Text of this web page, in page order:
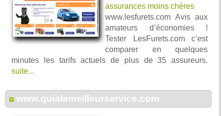
assurances moins chères
www.lesfurets.com Avis aux
amateurs d’économies !
Tester LesFurets.com c’est
comparer en quelques
minutes les tarifs actuels de plus de 35 assureurs.
suite...
www.quialemeilleurservice.com